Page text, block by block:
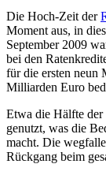
Die Hoch-Zeit der
Moment aus, in
September 2009
bei den
für die ersten neun
Milliarden Euro
Etwa die Hälfte
genutzt, was die
macht. Die
Rückgang beim